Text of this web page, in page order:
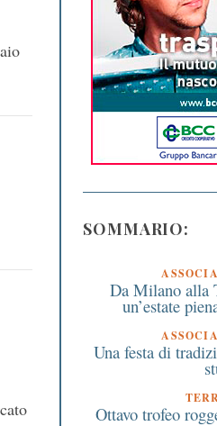
SOMMARIO:
Da Milano alla
un’estate
Una festa di
Ottavo trofeo